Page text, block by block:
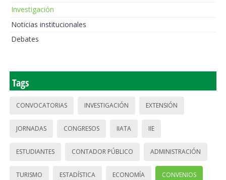
Investigación
Noticias institucionales
Debates
Tags
CONVOCATORIAS INVESTIGACIÓN EXTENSIÓN
JORNADAS CONGRESOS IIATA IIE
ESTUDIANTES CONTADOR PÚBLICO ADMINISTRACIÓN
TURISMO ESTADÍSTICA ECONOMÍA CONVENIOS